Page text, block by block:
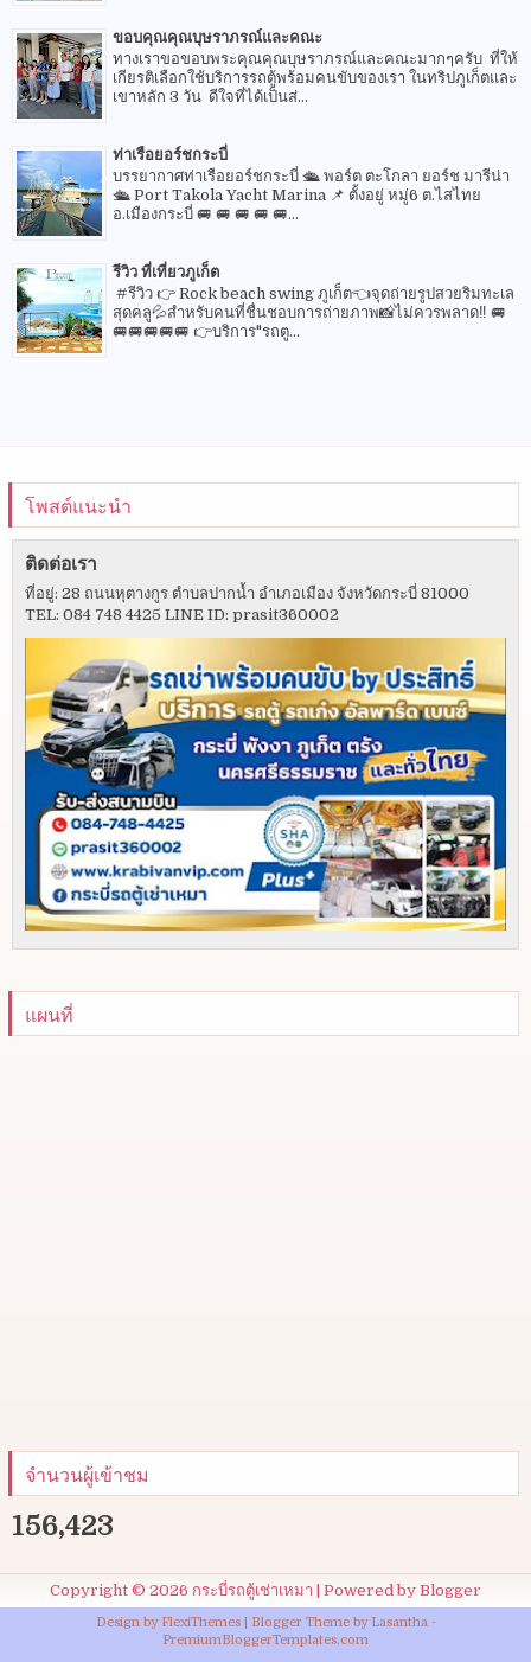
ขอบคุณคุณบุษราภรณ์และคณะ
ทางเราขอขอบพระคุณคุณบุษราภรณ์และคณะมากๆครับ ที่ให้
เกียรติเลือกใช้บริการรถตู้พร้อมคนขับของเรา ในทริปภูเก็ตและ
เขาหลัก 3 วัน ดีใจที่ได้เป็นส่...
ท่าเรือยอร์ชกระบี่
บรรยากาศท่าเรือยอร์ชกระบี่ 🛳 พอร์ต ตะโกลา ยอร์ช มารีน่า
🛳 Port Takola Yacht Marina 📌 ตั้งอยู่ หมู่6 ต.ไสไทย
อ.เมืองกระบี่ 🚐 🚐 🚐 🚐 🚐...
รีวิว ที่เที่ยวภูเก็ต
#รีวิว 👉 Rock beach swing ภูเก็ต👈จุดถ่ายรูปสวยริมทะเล
สุดคลู💦สำหรับคนที่ชื่นชอบการถ่ายภาพ📸ไม่ควรพลาด‼️ 🚐
🚐🚐🚐🚐🚐 👉บริการ"รถตู...
โพสต์แนะนำ
ติดต่อเรา
ที่อยู่: 28 ถนนหุตางกูร ตำบลปากน้ำ อำเภอเมือง จังหวัดกระบี่ 81000
TEL: 084 748 4425 LINE ID: prasit360002
แผนที่
จำนวนผู้เข้าชม
156,423
Copyright © 2026 กระบี่รถตู้เช่าเหมา | Powered by Blogger
Design by FlexiThemes| Blogger Theme by Lasantha-
PremiumBloggerTemplates.com